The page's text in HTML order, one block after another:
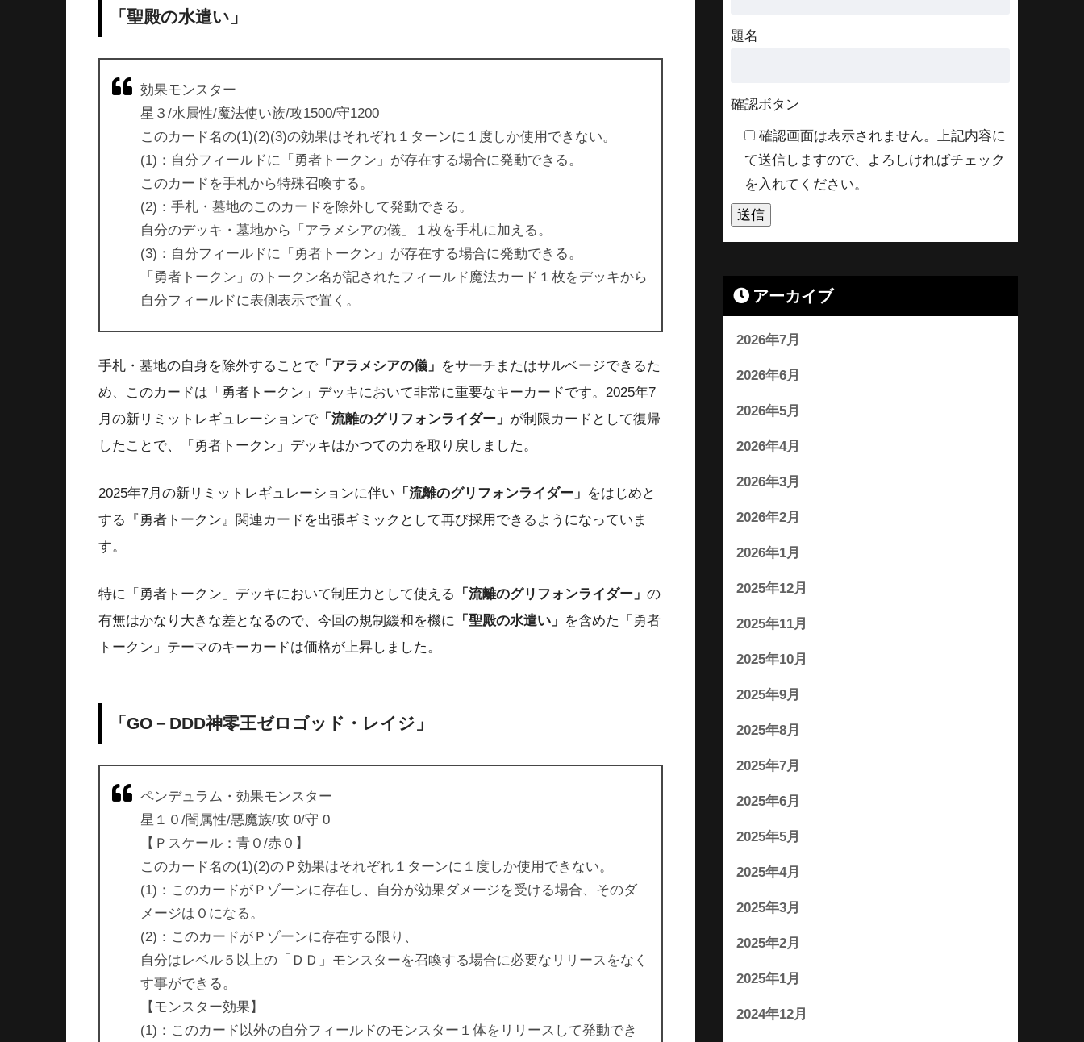
「聖殿の水遣い」
効果モンスター
星３/水属性/魔法使い族/攻1500/守1200
このカード名の(1)(2)(3)の効果はそれぞれ１ターンに１度しか使用できない。
(1)：自分フィールドに「勇者トークン」が存在する場合に発動できる。
このカードを手札から特殊召喚する。
(2)：手札・墓地のこのカードを除外して発動できる。
自分のデッキ・墓地から「アラメシアの儀」１枚を手札に加える。
(3)：自分フィールドに「勇者トークン」が存在する場合に発動できる。
「勇者トークン」のトークン名が記されたフィールド魔法カード１枚をデッキから
自分フィールドに表側表示で置く。
手札・墓地の自身を除外することで 「アラメシアの儀」 をサーチまたはサルベージできるた
め、このカードは「勇者トークン」デッキにおいて非常に重要なキーカードです。2025年7
月の新リミットレギュレーションで 「流離のグリフォンライダー」 が制限カードとして復帰
したことで、「勇者トークン」デッキはかつての力を取り戻しました。
2025年7月の新リミットレギュレーションに伴い 「流離のグリフォンライダー」 をはじめと
する『勇者トークン』関連カードを出張ギミックとして再び採用できるようになっていま
す。
特に「勇者トークン」デッキにおいて制圧力として使える 「流離のグリフォンライダー」 の
有無はかなり大きな差となるので、今回の規制緩和を機に
「聖殿の水遣い」 を含めた「勇者
トークン」テーマのキーカードは価格が上昇しました。
「GO－DDD神零王ゼロゴッド・レイジ」
ペンデュラム・効果モンスター
星１０/闇属性/悪魔族/攻 0/守 0
【Ｐスケール：青０/赤０】
このカード名の(1)(2)のＰ効果はそれぞれ１ターンに１度しか使用できない。
(1)：このカードがＰゾーンに存在し、自分が効果ダメージを受ける場合、そのダ
メージは０になる。
(2)：このカードがＰゾーンに存在する限り、
自分はレベル５以上の「ＤＤ」モンスターを召喚する場合に必要なリリースをなく
す事ができる。
【モンスター効果】
(1)：このカード以外の自分フィールドのモンスター１体をリリースして発動でき
題名
確認ボタン
確認画面は表示されません。上記内容に
て送信しますので、よろしければチェック
を入れてください。
アーカイブ
2026年7月
2026年6月
2026年5月
2026年4月
2026年3月
2026年2月
2026年1月
2025年12月
2025年11月
2025年10月
2025年9月
2025年8月
2025年7月
2025年6月
2025年5月
2025年4月
2025年3月
2025年2月
2025年1月
2024年12月